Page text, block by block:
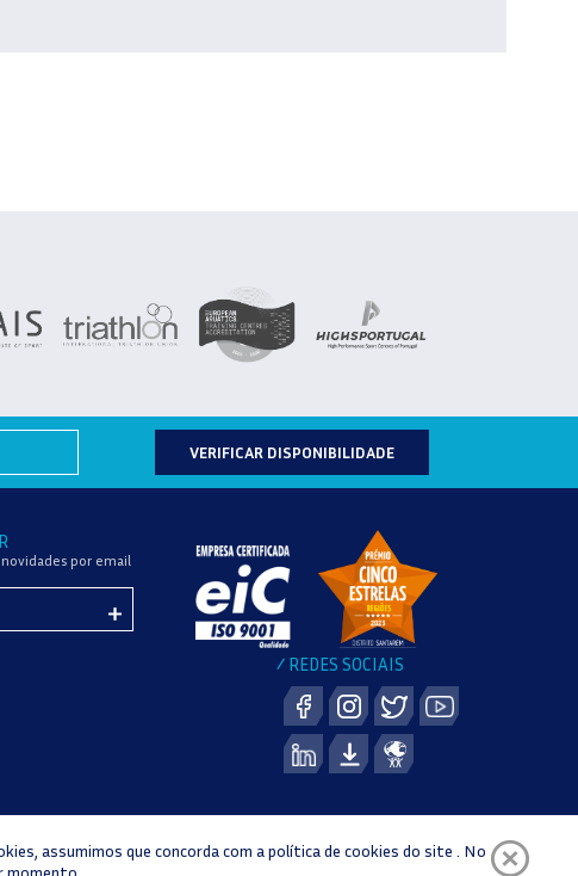
VERIFICAR DISPONIBILIDADE
por email
/ REDES SOCIAIS
COPYRIGHT © 2021 RIO MAIOR SPORTS CENTRE | DESENVOLVIMENTO E DESIGN:
assumimos que concorda com a política de cookies do site . No
momento.